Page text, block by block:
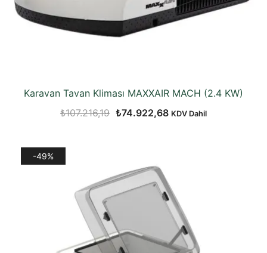
Karavan Tavan Kliması MAXXAIR MACH (2.4 KW)
₺107.216,19 Orijinal
₺74.922,68Şu
KDV Dahil
-49%